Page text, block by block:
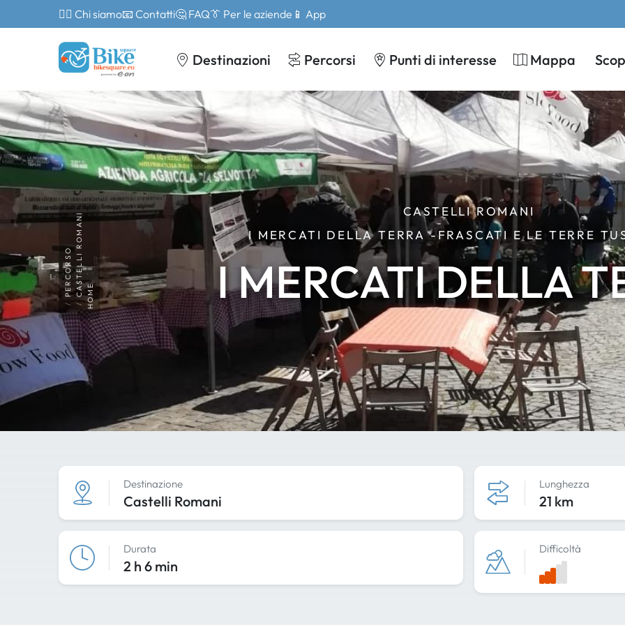
🙎‍♂️ Chi siamo📧 Contatti🤔 FAQ👔 Per le aziende 📱 App
Destinazioni Percorsi Punti di interesse Mappa
CASTELLI ROMANI
I MERCATI DELLA TERRA -FRASCATI E LE TERRE
I MERCATI DELLA
HOME
CASTELLI ROMANI
PERCORSO
Destinazione
Castelli Romani
Lunghezza
21 km
Durata
2 h 6 min
Difficoltà